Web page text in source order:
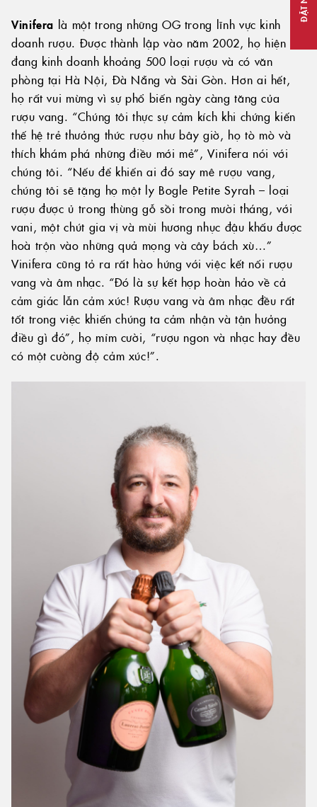
Vinifera là một trong những OG trong lĩnh vực kinh
doanh rượu. Được thành lập vào năm 2002, họ hiện
đang kinh doanh khoảng 500 loại rượu và có văn
phòng tại Hà Nội, Đà Nẵng và Sài Gòn. Hơn ai hết,
họ rất vui mừng vì sự phổ biến ngày càng tăng của
rượu vang. “Chúng tôi thực sự cảm kích khi chứng kiến
thế hệ trẻ thưởng thức rượu như bây giờ, họ tò mò và
thích khám phá những điều mới mẻ”, Vinifera nói với
chúng tôi. “Nếu để khiến ai đó say mê rượu vang,
chúng tôi sẽ tặng họ một ly Bogle Petite Syrah – loại
rượu được ủ trong thùng gỗ sồi trong mười tháng, với
vani, một chút gia vị và mùi hương nhục đậu khấu được
hoà trộn vào những quả mọng và cây bách xù…”
Vinifera cũng tỏ ra rất hào hứng với việc kết nối rượu
vang và âm nhạc. “Đó là sự kết hợp hoàn hảo về cả
cảm giác lẫn cảm xúc! Rượu vang và âm nhạc đều rất
tốt trong việc khiến chúng ta cảm nhận và tận hưởng
điều gì đó”, họ mỉm cười, “rượu ngon và nhạc hay đều
có một cường độ cảm xúc!”.